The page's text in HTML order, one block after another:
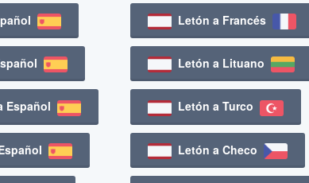
Español
Letón a Francés
Letón a Lituano
Letón a Turco
Letón a Checo